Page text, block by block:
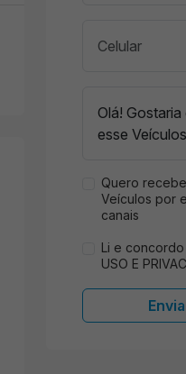
Quero
Veículos por
canais
Li e concordo
USO E